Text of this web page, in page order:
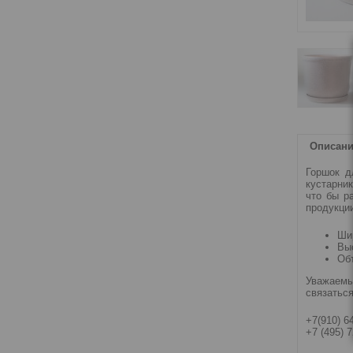
Горшок
что бы
+7(910)
+7 (495)